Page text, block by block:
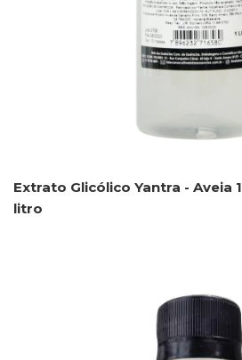
Extrato Glicólico Yantra - Aveia 1
litro